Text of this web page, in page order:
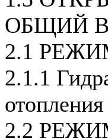
ОБЩИЙ
2.1
2.1.1
отопления
2.2